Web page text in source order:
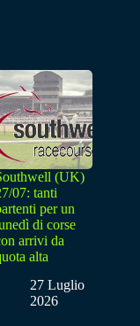
(UK)
07: tanti
per un
di corse
arrivi da
alta
27 Luglio
2026